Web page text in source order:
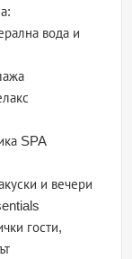
вода и
SPA
и вечери
гости,